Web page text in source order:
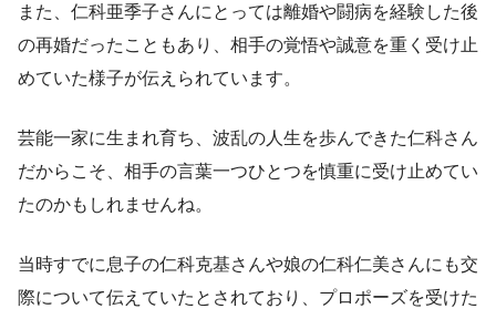
また、仁科亜季子さんにとっては離婚や闘病を経験した後
の再婚だったこともあり、相手の覚悟や誠意を重く受け止
めていた様子が伝えられています。
芸能一家に生まれ育ち、波乱の人生を歩んできた仁科さん
だからこそ、相手の言葉一つひとつを慎重に受け止めてい
たのかもしれませんね。
当時すでに息子の仁科克基さんや娘の仁科仁美さんにも交
際について伝えていたとされており、プロポーズを受けた